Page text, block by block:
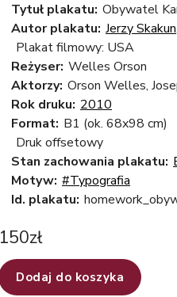
Tytuł plakatu: Obywatel
Autor plakatu: Jerzy Skakun,
Plakat filmowy: USA
Reżyser: Welles Orson
Aktorzy: Orson Welles,
Rok druku: 2010
Format: B1 (ok. 68x98 cm)
Druk offsetowy
Stan zachowania plakatu:
Motyw: #Typografia
Id. plakatu:
150zł
Dodaj do koszyka